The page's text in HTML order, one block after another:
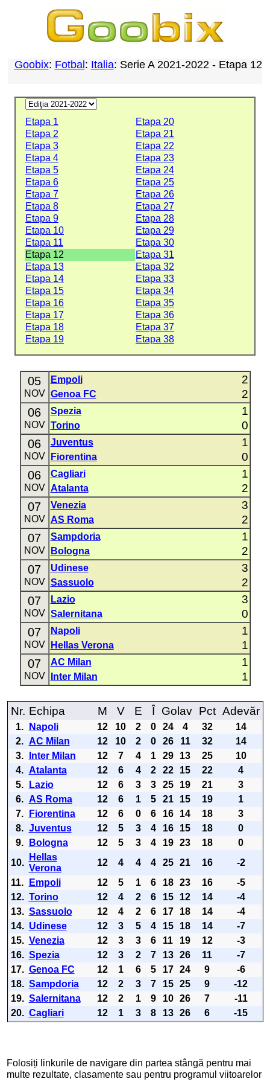
Goobix: Fotbal : Italia: Serie A 2021-2022 - Etapa 12
Etapa 1
Etapa 20
Etapa 2
Etapa 21
Etapa 3
Etapa 22
Etapa 4
Etapa 23
Etapa 5
Etapa 24
Etapa 6
Etapa 25
Etapa 7
Etapa 26
Etapa 8
Etapa 27
Etapa 9
Etapa 28
Etapa 10
Etapa 29
Etapa 11
Etapa 30
Etapa 12
Etapa 31
Etapa 13
Etapa 32
Etapa 14
Etapa 33
Etapa 15
Etapa 34
Etapa 16
Etapa 35
Etapa 17
Etapa 36
Etapa 18
Etapa 37
Etapa 19
Etapa 38
05
NOV
Empoli 2
Genoa FC 2
06
NOV
Spezia 1
Torino 0
06
NOV
Juventus 1
Fiorentina 0
06
NOV
Cagliari 1
Atalanta 2
07
NOV
Venezia 3
AS Roma 2
07
NOV
Sampdoria 1
Bologna 2
07
NOV
Udinese 3
Sassuolo 2
07
NOV
Lazio 3
Salernitana 0
07
NOV
Napoli 1
Hellas Verona 1
07
NOV
AC Milan 1
Inter Milan 1
Nr. Echipa M V E Î Golav Pct Adevăr
1. Napoli 12 10 2 0 24 4 32
14
2. AC Milan 12 10 2 0 26 11 32
14
3.
Inter Milan 12 7 4 1 29 13 25
10
4. Atalanta 12 6 4 2 22 15 22
4
5.
Lazio 12 6 3 3 25 19 21
3
6. AS Roma 12 6 1 5 21 15 19
1
7.
Fiorentina 12 6 0 6 16 14 18
3
8. Juventus 12 5 3 4 16 15 18
0
9.
Bologna 12 5 3 4 19 23 18
0
10.
Hellas
Verona
12 4 4 4 25 21 16
-2
11.
Empoli 12 5 1 6 18 23 16
-5
12. Torino 12 4 2 6 15 12 14
-4
13. Sassuolo 12 4 2 6 17 18 14
-4
14. Udinese 12 3 5 4 15 18 14
-7
15. Venezia 12 3 3 6 11 19 12
-3
16. Spezia 12 3 2 7 13 26 11
-7
17. Genoa FC 12 1 6 5 17 24 9
-6
18. Sampdoria 12 2 3 7 15 25 9
-12
19. Salernitana 12 2 1 9 10 26 7
-11
20. Cagliari 12 1 3 8 13 26 6 -15
Folosiți linkurile de navigare din partea stângă pentru mai
multe rezultate, clasamente sau pentru programul viitoarelor